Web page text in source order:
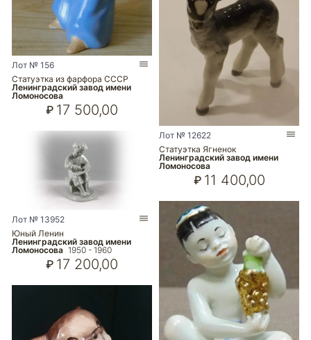
Лот № 156
Статуэтка из фарфора СССР
Ленинградский завод имени
Ломоносова
₽ 17 500,00
Лот № 13952
Юный Ленин
Ленинградский завод имени
Ломоносова 1950 - 1960
₽ 17 200,00
Лот № 12622
Статуэтка Ягненок
Ленинградский завод имени
Ломоносова
₽ 11 400,00